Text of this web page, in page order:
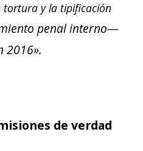
tortura y la tipificación
penal interno—
2016».
de verdad